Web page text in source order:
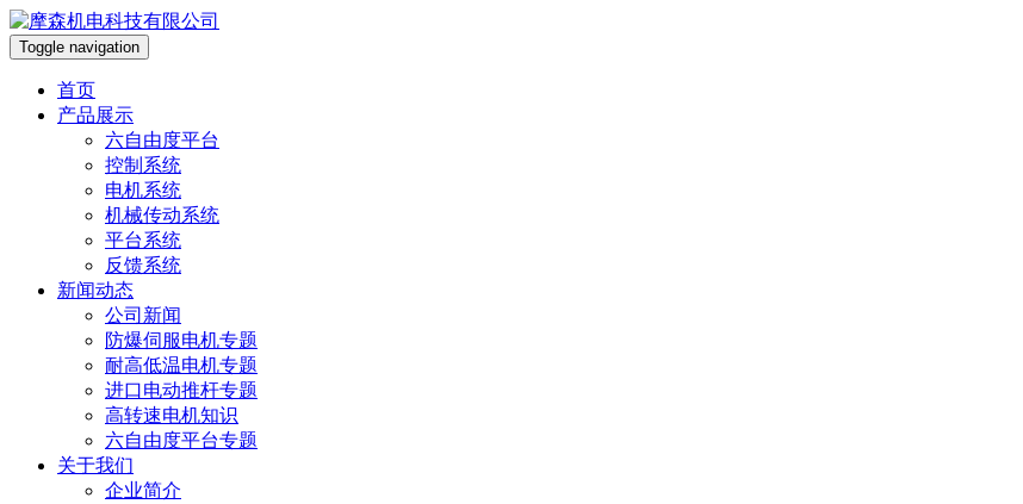
Toggle navigation
首页
产品展示
六自由度平台
控制系统
电机系统
机械传动系统
平台系统
反馈系统
新闻动态
公司新闻
防爆伺服电机专题
耐高低温电机专题
进口电动推杆专题
高转速电机知识
六自由度平台专题
关于我们
企业简介